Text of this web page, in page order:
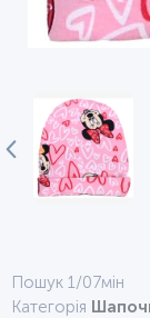
Пошук 1/07мін
Категорія